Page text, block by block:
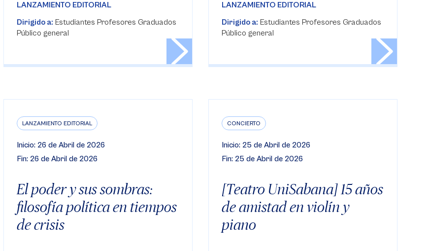
LANZAMIENTO EDITORIAL
Dirigido a: Estudiantes Profesores Graduados
Público general
LANZAMIENTO EDITORIAL
Dirigido a: Estudiantes Profesores Graduados
Público general
LANZAMIENTO EDITORIAL
Inicio: 26 de Abril de 2026
Fin: 26 de Abril de 2026
El poder y sus sombras:
filosofía política en tiempos
de crisis
CONCIERTO
Inicio: 25 de Abril de 2026
Fin: 25 de Abril de 2026
[Teatro UniSabana] 15 años
de amistad en violín y
piano